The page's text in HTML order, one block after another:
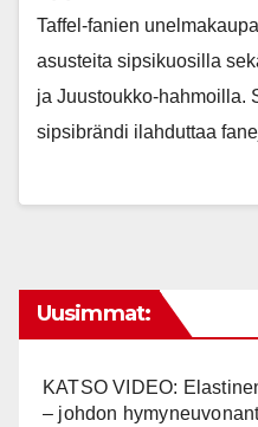
Taffel-fanien
asusteita sipsikuosilla
ja Juustoukko-hahmoilla.
sipsibrändi ilahduttaa
Uusimmat:
KATSO VIDEO:
– johdon